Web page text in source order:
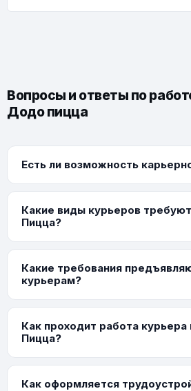
Вопросы и ответы по
Додо пицца
Есть ли возможность
Какие виды курьеров
Пицца?
Какие требования
курьерам?
Как проходит работа
Пицца?
Как оформляется